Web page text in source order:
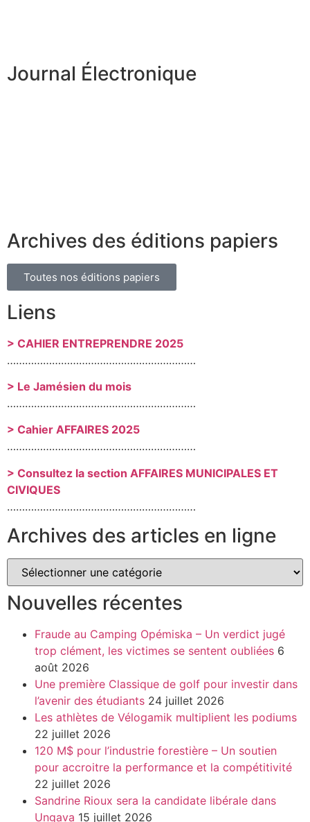
Journal Électronique
Archives des éditions papiers
Toutes nos éditions papiers
Liens
> CAHIER ENTREPRENDRE 2025
………………………………………………………
> Le Jamésien du mois
………………………………………………………
> Cahier AFFAIRES 2025
………………………………………………………
> Consultez la section AFFAIRES MUNICIPALES ET
CIVIQUES
………………………………………………………
Archives des articles en ligne
Nouvelles récentes
Fraude au Camping Opémiska – Un verdict jugé
trop clément, les victimes se sentent oubliées 6
août 2026
Une première Classique de golf pour investir dans
l’avenir des étudiants 24 juillet 2026
Les athlètes de Vélogamik multiplient les podiums
22 juillet 2026
120 M$ pour l’industrie forestière – Un soutien
pour accroitre la performance et la compétitivité
22 juillet 2026
Sandrine Rioux sera la candidate libérale dans
Ungava 15 juillet 2026